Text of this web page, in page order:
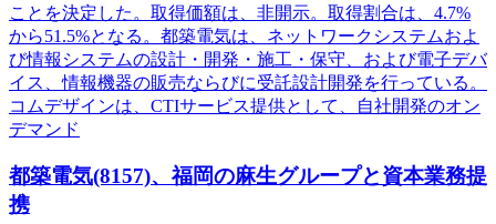
ことを決定した。取得価額は、非開示。取得割合は、4.7%
から51.5%となる。都築電気は、ネットワークシステムおよ
び情報システムの設計・開発・施工・保守、および電子デバ
イス、情報機器の販売ならびに受託設計開発を行っている。
コムデザインは、CTIサービス提供として、自社開発のオン
デマンド
都築電気(8157)、福岡の麻生グループと資本業務提
携